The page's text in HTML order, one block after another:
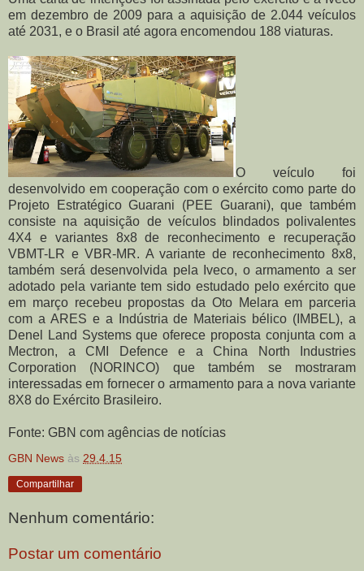
em dezembro de 2009 para a aquisição de 2.044 veículos
até 2031, e o Brasil até agora encomendou 188 viaturas.
O veículo foi
desenvolvido em cooperação com o exército como parte do
Projeto Estratégico Guarani (PEE Guarani), que também
consiste na aquisição de veículos blindados polivalentes
4X4 e variantes 8x8 de reconhecimento e recuperação
VBMT-LR e VBR-MR. A variante de reconhecimento 8x8,
também será desenvolvida pela Iveco, o armamento a ser
adotado pela variante tem sido estudado pelo exército que
em março recebeu propostas da Oto Melara em parceria
com a ARES e a Indústria de Materiais bélico (IMBEL), a
Denel Land Systems que oferece proposta conjunta com a
Mectron, a CMI Defence e a China North Industries
Corporation (NORINCO) que também se mostraram
interessadas em fornecer o armamento para a nova variante
8X8 do Exército Brasileiro.
Fonte: GBN com agências de notícias
GBN News às 29.4.15
Compartilhar
Nenhum comentário:
Postar um comentário